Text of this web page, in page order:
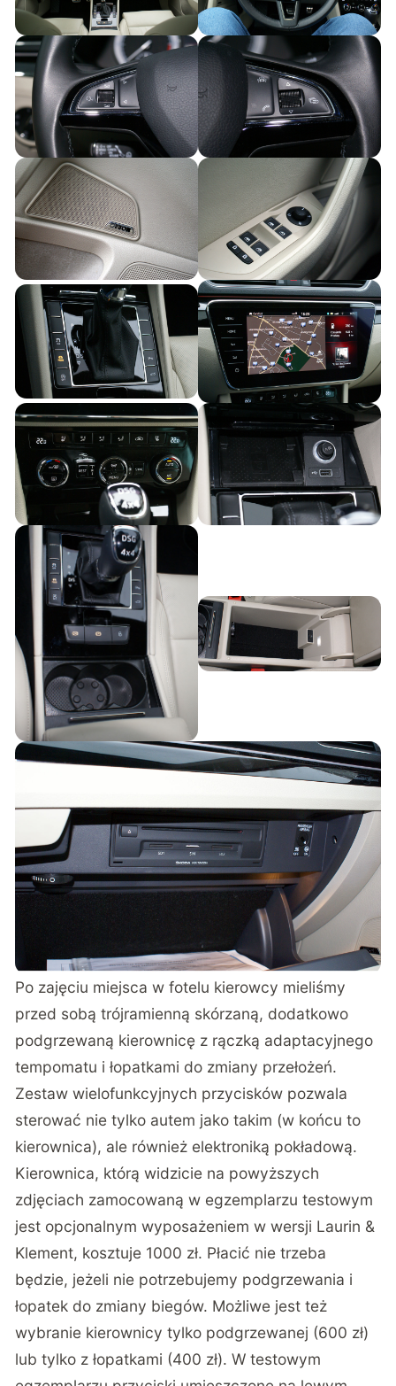
Po zajęciu miejsca w fotelu kierowcy mieliśmy
przed sobą trójramienną skórzaną, dodatkowo
podgrzewaną kierownicę z rączką adaptacyjnego
tempomatu i łopatkami do zmiany przełożeń.
Zestaw wielofunkcyjnych przycisków pozwala
sterować nie tylko autem jako takim (w końcu to
kierownica), ale również elektroniką pokładową.
Kierownica, którą widzicie na powyższych
zdjęciach zamocowaną w egzemplarzu testowym
jest opcjonalnym wyposażeniem w wersji Laurin &
Klement, kosztuje 1000 zł. Płacić nie trzeba
będzie, jeżeli nie potrzebujemy podgrzewania i
łopatek do zmiany biegów. Możliwe jest też
wybranie kierownicy tylko podgrzewanej (600 zł)
lub tylko z łopatkami (400 zł). W testowym